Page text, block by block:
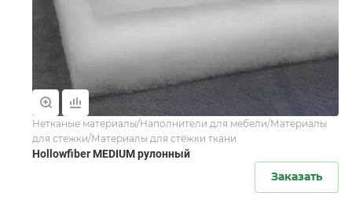
Нетканые материалы/Наполнители для мебели/Материалы
для стежки/Материалы для стёжки ткани
Hollowfiber MEDIUM рулонный
Заказать